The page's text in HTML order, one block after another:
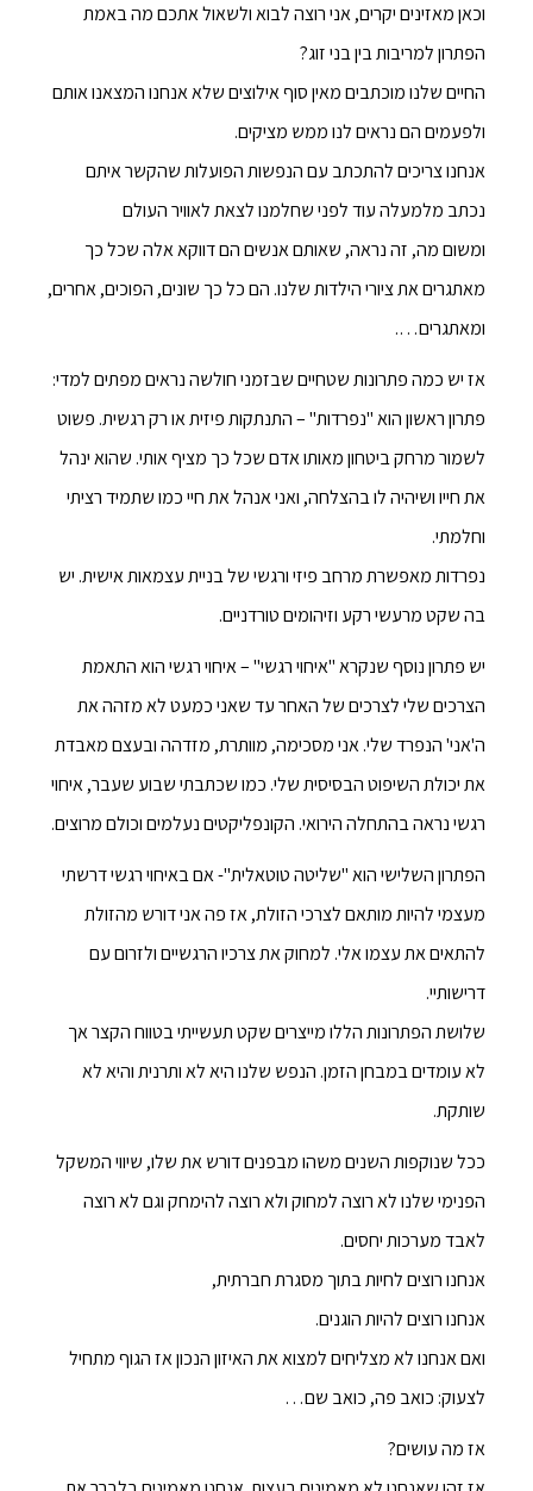
וכאן מאזינים יקרים, אני רוצה לבוא ולשאול אתכם מה באמת
הפתרון למריבות בין בני זוג?
החיים שלנו מוכתבים מאין סוף אילוצים שלא אנחנו המצאנו אותם
ולפעמים הם נראים לנו ממש מציקים.
אנחנו צריכים להתכתב עם הנפשות הפועלות שהקשר איתם
נכתב מלמעלה עוד לפני שחלמנו לצאת לאוויר העולם
ומשום מה, זה נראה, שאותם אנשים הם דווקא אלה שכל כך
מאתגרים את ציורי הילדות שלנו. הם כל כך שונים, הפוכים, אחרים,
ומאתגרים….
אז יש כמה פתרונות שטחיים שבזמני חולשה נראים מפתים למדי:
פתרון ראשון הוא "נפרדות" – התנתקות פיזית או רק רגשית. פשוט
לשמור מרחק ביטחון מאותו אדם שכל כך מציף אותי. שהוא ינהל
את חייו ושיהיה לו בהצלחה, ואני אנהל את חיי כמו שתמיד רציתי
וחלמתי.
נפרדות מאפשרת מרחב פיזי ורגשי של בניית עצמאות אישית. יש
בה שקט מרעשי רקע וזיהומים טורדניים.
יש פתרון נוסף שנקרא "איחוי רגשי" – איחוי רגשי הוא התאמת
הצרכים שלי לצרכים של האחר עד שאני כמעט לא מזהה את
ה'אני' הנפרד שלי. אני מסכימה, מוותרת, מזדהה ובעצם מאבדת
את יכולת השיפוט הבסיסית שלי. כמו שכתבתי שבוע שעבר, איחוי
רגשי נראה בהתחלה הירואי. הקונפליקטים נעלמים וכולם מרוצים.
הפתרון השלישי הוא "שליטה טוטאלית"- אם באיחוי רגשי דרשתי
מעצמי להיות מותאם לצרכי הזולת, אז פה אני דורש מהזולת
להתאים את עצמו אלי. למחוק את צרכיו הרגשיים ולזרום עם
דרישותיי.
שלושת הפתרונות הללו מייצרים שקט תעשייתי בטווח הקצר אך
לא עומדים במבחן הזמן. הנפש שלנו היא לא ותרנית והיא לא
שותקת.
ככל שנוקפות השנים משהו מבפנים דורש את שלו, שיווי המשקל
הפנימי שלנו לא רוצה למחוק ולא רוצה להימחק וגם לא רוצה
לאבד מערכות יחסים.
אנחנו רוצים לחיות בתוך מסגרת חברתית,
אנחנו רוצים להיות הוגנים.
ואם אנחנו לא מצליחים למצוא את האיזון הנכון אז הגוף מתחיל
לצעוק: כואב פה, כואב שם…
אז מה עושים?